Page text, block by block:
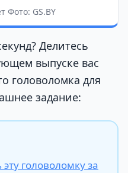
Фото: GS.BY
Делитесь
выпуске вас
головоломка для
задание:
головоломку за